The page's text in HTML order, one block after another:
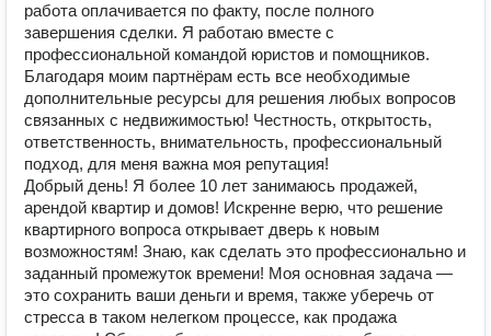
работа оплачивается по факту, после полного
завершения сделки. Я работаю вместе с
профессиональной командой юристов и помощников.
Благодаря моим партнёрам есть все необходимые
дополнительные ресурсы для решения любых вопросов
связанных с недвижимостью! Честность, открытость,
ответственность, внимательность, профессиональный
подход, для меня важна моя репутация!
Добрый день! Я более 10 лет занимаюсь продажей,
арендой квартир и домов! Искренне верю, что решение
квартирного вопроса открывает дверь к новым
возможностям! Знаю, как сделать это профессионально и
заданный промежуток времени! Моя основная задача —
это сохранить ваши деньги и время, также уберечь от
стресса в таком нелегком процессе, как продажа